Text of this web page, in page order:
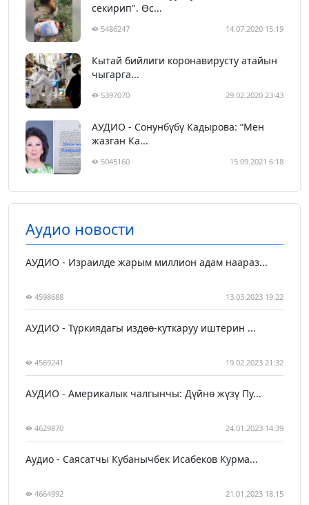
секирип". Өс...
5486247 14.07.2020 15:19
Кытай бийлиги коронавирусту атайын
чыгарга...
5397070 29.02.2020 23:43
АУДИО - Сонунбүбү Кадырова: “Мен
жазган Ка...
5045160 15.09.2021 6:18
Аудио новости
АУДИО - Израилде жарым миллион адам наараз...
4598688 13.03.2023 19:22
АУДИО - Түркиядагы издөө-куткаруу иштерин ...
4569241 19.02.2023 21:32
АУДИО - Америкалык чалгынчы: Дүйнө жүзү Пу...
4629870 24.01.2023 14:39
Аудио - Саясатчы Кубанычбек Исабеков Курма...
4664992 21.01.2023 18:15